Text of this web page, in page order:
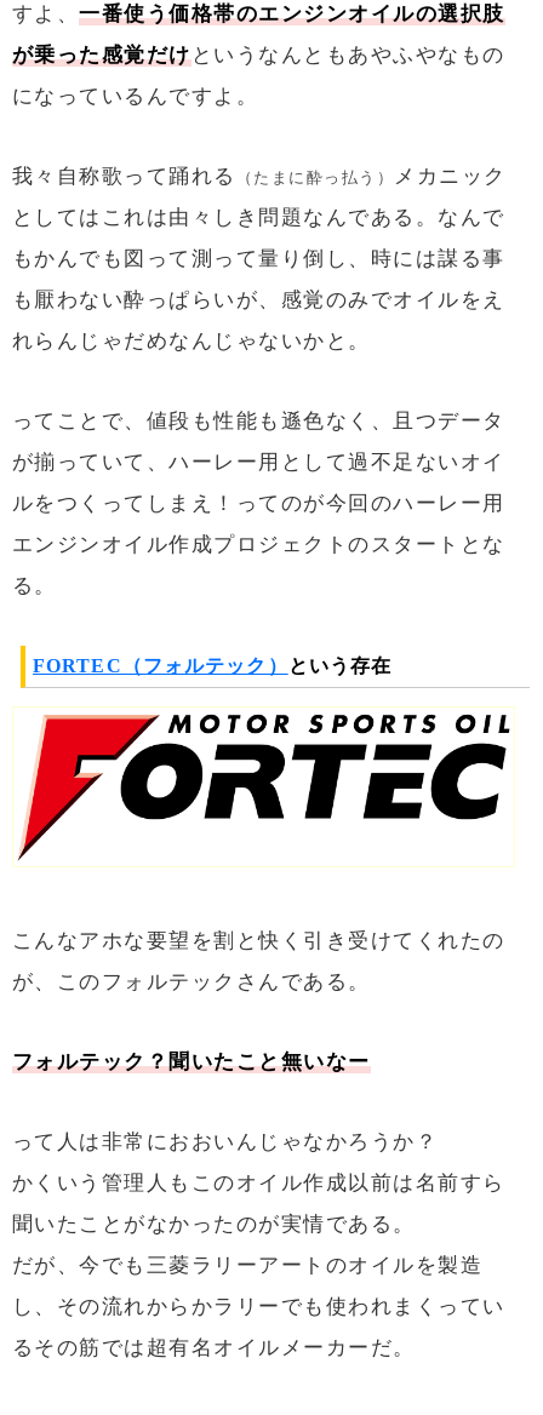
すよ、一番使う価格帯のエンジンオイルの選択肢
が乗った感覚だけというなんともあやふやなもの
になっているんですよ。
我々自称歌って踊れる （たまに酔っ払う）
メカニック
としてはこれは由々しき問題なんである。なんで
もかんでも図って測って量り倒し、時には謀る事
も厭わない酔っぱらいが、感覚のみでオイルをえ
れらんじゃだめなんじゃないかと。
ってことで、値段も性能も遜色なく、且つデータ
が揃っていて、ハーレー用として過不足ないオイ
ルをつくってしまえ！ってのが今回のハーレー用
エンジンオイル作成プロジェクトのスタートとな
る。
FORTEC（フォルテック） という存在
こんなアホな要望を割と快く引き受けてくれたの
が、このフォルテックさんである。
フォルテック？聞いたこと無いなー
って人は非常におおいんじゃなかろうか？
かくいう管理人もこのオイル作成以前は名前すら
聞いたことがなかったのが実情である。
だが、今でも三菱ラリーアートのオイルを製造
し、その流れからかラリーでも使われまくってい
るその筋では超有名オイルメーカーだ。